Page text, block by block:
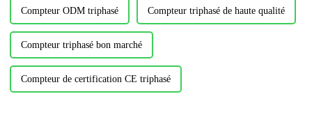
Compteur ODM triphasé Compteur triphasé de haute qualité
Compteur triphasé bon marché
Compteur de certification CE triphasé